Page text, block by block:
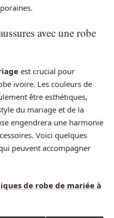
avec une robe
est crucial pour
ivoire. Les couleurs de
être esthétiques,
du mariage et de la
engendrera une harmonie
Voici quelques
peuvent accompagner
de robe de mariée à